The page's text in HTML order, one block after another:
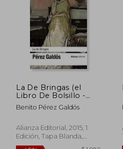
$ 1.006
La De Bringas (el
Libro De Bolsillo -
Bibliotecas De Autor -
Biblioteca Pérez
Benito Pérez Galdós
Alianza Editorial, 2015, 1
Edición, Tapa Blanda,
Nuevo